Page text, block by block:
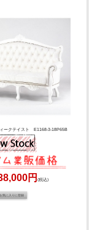
ークテイスト E1168-3-18P65B
円 (税込)